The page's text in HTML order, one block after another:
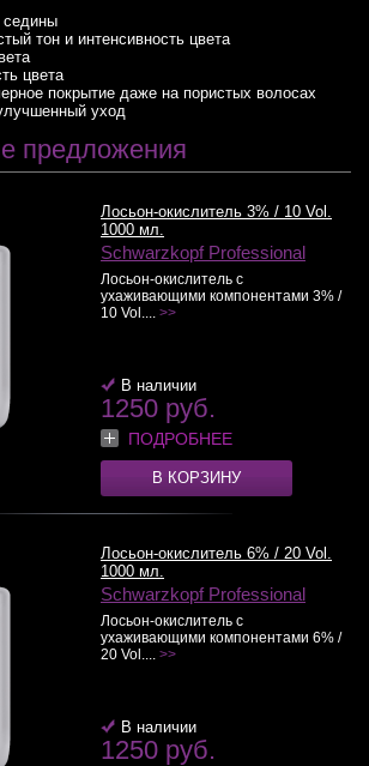
седины
тон и интенсивность цвета
цвета
покрытие даже на пористых волосах
уход
предложения
Лосьон-окислитель 3% / 10 Vol.
1000 мл.
Schwarzkopf Professional
Лосьон-окислитель с
ухаживающими компонентами 3% /
10 Vol.... >>
В наличии
1250 руб.
ПОДРОБНЕЕ
В КОРЗИНУ
Лосьон-окислитель 6% / 20 Vol.
1000 мл.
Schwarzkopf Professional
Лосьон-окислитель с
ухаживающими компонентами 6% /
20 Vol.... >>
В наличии
1250 руб.